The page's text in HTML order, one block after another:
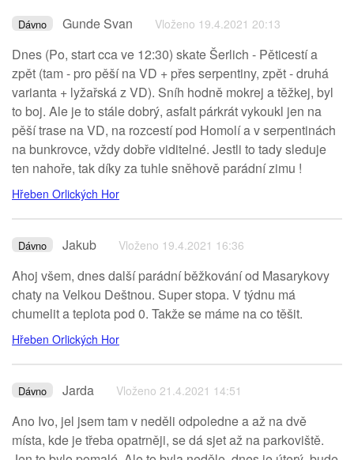
Dávno Gunde Svan Vloženo 19.4.2021 20:13
Dnes (Po, start cca ve 12:30) skate Šerlich - Pěticestí a
zpět (tam - pro pěší na VD + přes serpentiny, zpět - druhá
varianta + lyžařská z VD). Sníh hodně mokrej a těžkej, byl
to boj. Ale je to stále dobrý, asfalt párkrát vykoukl jen na
pěší trase na VD, na rozcestí pod Homolí a v serpentinách
na bunkrovce, vždy dobře viditelné. Jestli to tady sleduje
ten nahoře, tak díky za tuhle sněhově parádní zimu !
Hřeben Orlických Hor
Dávno Jakub Vloženo 19.4.2021 16:36
Ahoj všem, dnes další parádní běžkování od Masarykovy
chaty na Velkou Deštnou. Super stopa. V týdnu má
chumelit a teplota pod 0. Takže se máme na co těšit.
Hřeben Orlických Hor
Dávno Jarda Vloženo 21.4.2021 14:51
Ano Ivo, jel jsem tam v neděli odpoledne a až na dvě
místa, kde je třeba opatrněji, se dá sjet až na parkoviště.